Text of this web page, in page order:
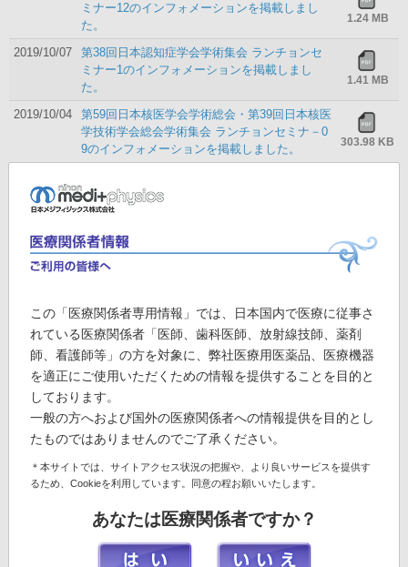
ミナー12のインフォメーションを掲載しまし
た。
1.24 MB
2019/10/07
第38回日本認知症学会学術集会 ランチョンセ
ミナー1のインフォメーションを掲載しまし
た。
1.41 MB
2019/10/04
第59回日本核医学会学術総会・第39回日本核医
学技術学会総会学術集会 ランチョンセミナ－0
9のインフォメーションを掲載しました。
303.98 KB
ナー2のインフォメーションを掲載しました。
2019/10/04
第47回日本放射線技術学会秋季学術大会 ラン
チョンセミナー15のインフォメーションを掲載
しました。
1.25 MB
ー2のインフォメーションを掲載しました。
879.17 KB
2019/09/09
日本脳神経外科学会第78回学術総会 ランチョ
ンセミナー1-08のインフォメーションを掲載し
ました。
1.32 MB
2019/09/02
メジひろば(会員サイト)にWeb講演会動画『血
液内科医に知ってほしいリンパ腫PET画像のピ
2019/08/30
『認知症の鑑別診断チェックシート(イラスト
製品FAQ「小児投与量の算出式について情報は
ありますか？」を更新しました。
この「医療関係者専用情報」では、日本国内で医療に従事さ
れている医療関係者「医師、歯科医師、放射線技師、薬剤
師、看護師等」の方を対象に、弊社医療用医薬品、医療機器
を適正にご使用いただくための情報を提供することを目的と
しております。
一般の方へおよび国外の医療関係者への情報提供を目的とし
たものではありませんのでご了承ください。
＊本サイトでは、サイトアクセス状況の把握や、より良いサービスを提供す
るため、Cookieを利用しています。同意の程お願いいたします。
あなたは医療関係者ですか？